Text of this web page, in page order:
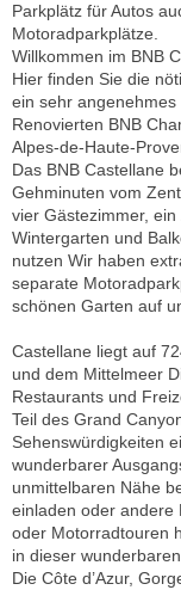
Parkplätz für Autos
Motoradparkplätze.
Willkommen im BNB
Hier finden Sie die
ein sehr
Renovierten BNB
Alpes-de-Haute-
Das BNB Castellane
Gehminuten vom
vier Gästezimmer,
Wintergarten und
nutzen Wir haben
separate
schönen Garten auf
Castellane liegt auf
und dem Mittelmeer
Restaurants und
Teil des Grand
Sehenswürdigkeiten
wunderbarer
unmittelbaren Nähe
einladen oder andere
oder Motorradtouren
in dieser
Die Côte d’Azur,